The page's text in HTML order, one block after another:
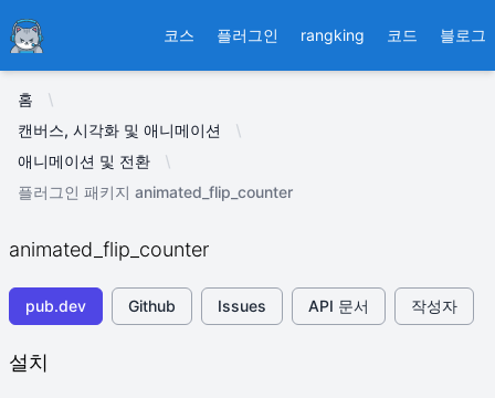
Ducafecat 코스 플러그인 rangking 코드 블로그
홈
캔버스, 시각화 및 애니메이션
애니메이션 및 전환
플러그인 패키지 animated_flip_counter
animated_flip_counter
pub.dev Github Issues API 문서 작성자
설치